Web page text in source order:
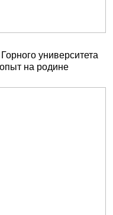
университета
на родине